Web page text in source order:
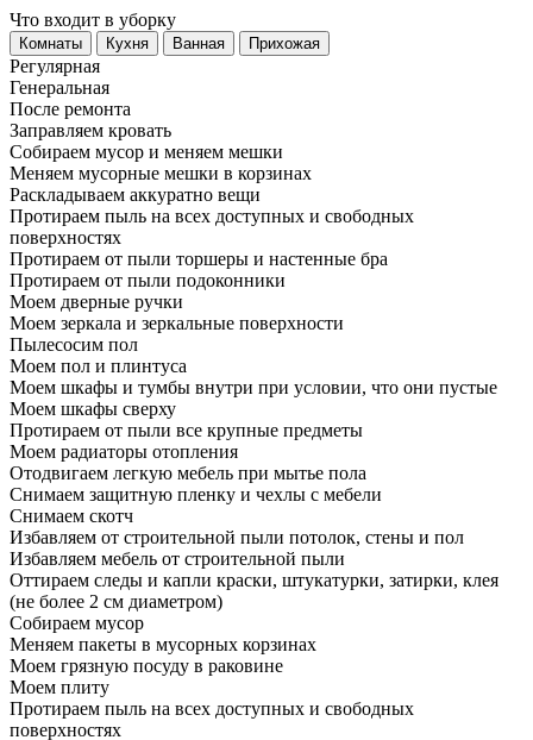
Что входит в уборку
Регу­лярная
Гене­ральная
После ремонта
Заправляем кровать
Собираем мусор и меняем мешки
Меняем мусорные мешки в корзинах
Раскладываем аккуратно вещи
Протираем пыль на всех доступных и свободных
поверхностях
Протираем от пыли торшеры и настенные бра
Протираем от пыли подоконники
Моем дверные ручки
Моем зеркала и зеркальные поверхности
Пылесосим пол
Моем пол и плинтуса
Моем шкафы и тумбы внутри при условии, что они пустые
Моем шкафы сверху
Протираем от пыли все крупные предметы
Моем радиаторы отопления
Отодвигаем легкую мебель при мытье пола
Снимаем защитную пленку и чехлы с мебели
Снимаем скотч
Избавляем от строительной пыли потолок, стены и пол
Избавляем мебель от строительной пыли
Оттираем следы и капли краски, штукатурки, затирки, клея
(не более 2 см диаметром)
Собираем мусор
Меняем пакеты в мусорных корзинах
Моем грязную посуду в раковине
Моем плиту
Протираем пыль на всех доступных и свободных
поверхностях